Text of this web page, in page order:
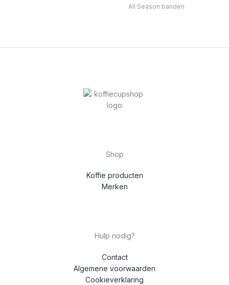
All Season banden
Shop
Koffie producten
Merken
Hulp nodig?
Contact
Algemene voorwaarden
Cookieverklaring